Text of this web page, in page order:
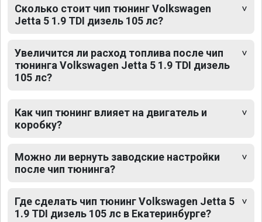
Сколько стоит чип тюнинг Volkswagen
Jetta 5 1.9 TDI дизель 105 лс?
Увеличится ли расход топлива после чип
тюнинга Volkswagen Jetta 5 1.9 TDI дизель
105 лс?
Как чип тюнинг влияет на двигатель и
коробку?
Можно ли вернуть заводские настройки
после чип тюнинга?
Где сделать чип тюнинг Volkswagen Jetta 5
1.9 TDI дизель 105 лс в Екатеринбурге?